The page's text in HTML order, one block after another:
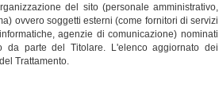
del sito (personale amministrativo,
ovvero soggetti esterni (come fornitori di servizi
agenzie di comunicazione) nominati
da parte del Titolare. L'elenco aggiornato dei
Trattamento.